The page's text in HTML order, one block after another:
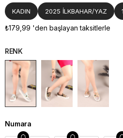
KADIN 2025 İLKBAHAR/YAZ
₺179,99 'den başlayan taksitlerle
RENK
Numara